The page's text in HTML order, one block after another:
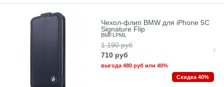
Чехол-флип BMW для iPhone 5C
Signature Flip
BMFLPML
1 190 руб
710 руб
выгода 480 рубили 40%
Скидка 40%